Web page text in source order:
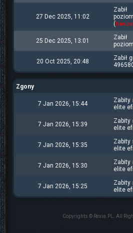
27 Dec 2025, 11:02
(
25 Dec 2025, 13:01
20 Oct 2025, 20:48 Zabił
Zgony
7 Jan 2026, 15:44 Zabity
elite
7 Jan 2026, 15:39 Zabity
elite
7 Jan 2026, 15:35 Zabity
elite
7 Jan 2026, 15:30 Zabity
elite
7 Jan 2026, 15:25 Zabity
elite
Copyrights © Rexia.PL. All